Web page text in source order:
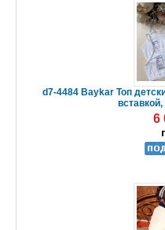
d7-4484 Baykar Топ
6